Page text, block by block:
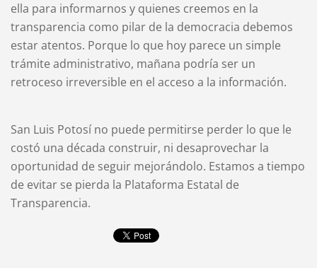
ella para informarnos y quienes creemos en la
transparencia como pilar de la democracia debemos
estar atentos. Porque lo que hoy parece un simple
trámite administrativo, mañana podría ser un
retroceso irreversible en el acceso a la información.
San Luis Potosí no puede permitirse perder lo que le
costó una década construir, ni desaprovechar la
oportunidad de seguir mejorándolo. Estamos a tiempo
de evitar se pierda la Plataforma Estatal de
Transparencia.